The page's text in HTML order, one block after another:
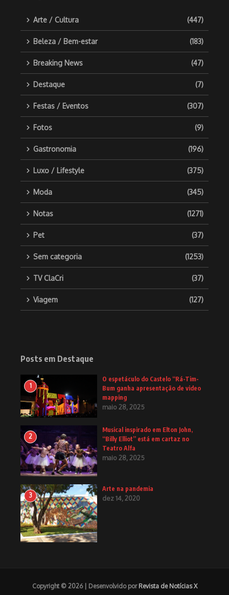
Arte / Cultura (447)
Beleza / Bem-estar (183)
Breaking News (47)
Destaque (7)
Festas / Eventos (307)
Fotos (9)
Gastronomia (196)
Luxo / Lifestyle (375)
Moda (345)
Notas (1271)
Pet (37)
Sem categoria (1253)
TV ClaCri (37)
Viagem (127)
Posts em Destaque
1
O espetáculo do Castelo “Rá-Tim-
Bum ganha apresentação de video
mapping
maio 28, 2025
2
Musical inspirado em Elton John,
“Billy Elliot” está em cartaz no
Teatro Alfa
maio 28, 2025
3
Arte na pandemia
dez 14, 2020
Copyright © 2026 | Desenvolvido por Revista de Notícias X